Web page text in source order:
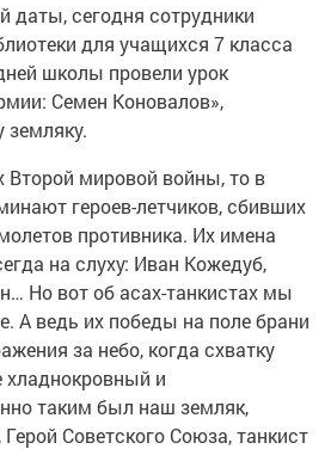
даты, сегодня сотрудники
для учащихся 7 класса
школы провели урок
Семен Коновалов»,
Второй мировой войны, то в
героев-летчиков, сбивших
противника. Их имена
на слуху: Иван Кожедуб,
Но вот об асах-танкистах мы
А ведь их победы на поле брани
за небо, когда схватку
хладнокровный и
таким был наш земляк,
Советского Союза, танкист